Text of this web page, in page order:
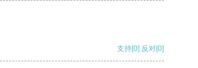
支持[0] 反对[0]